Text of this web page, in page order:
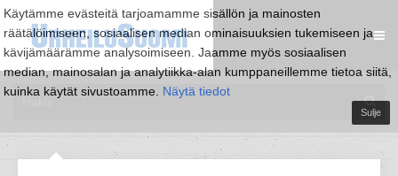
Käytämme evästeitä tarjoamamme sisällön ja mainosten
räätälöimiseen, sosiaalisen median ominaisuuksien tukemiseen ja
kävijämäärämme analysoimiseen. Jaamme myös sosiaalisen
median, mainosalan ja analytiikka-alan kumppaneillemme tietoa siitä,
kuinka käytät sivustoamme. Näytä tiedot
Sulje